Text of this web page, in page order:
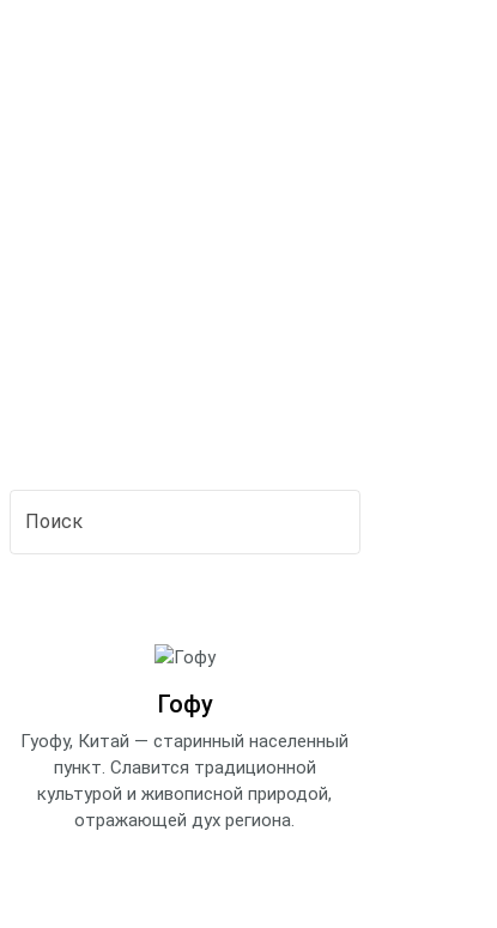
Гофу
Гуофу, Китай — старинный населенный
пункт. Славится традиционной
культурой и живописной природой,
отражающей дух региона.